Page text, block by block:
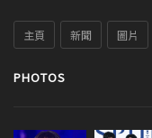
主頁 新聞 圖片
PHOTOS